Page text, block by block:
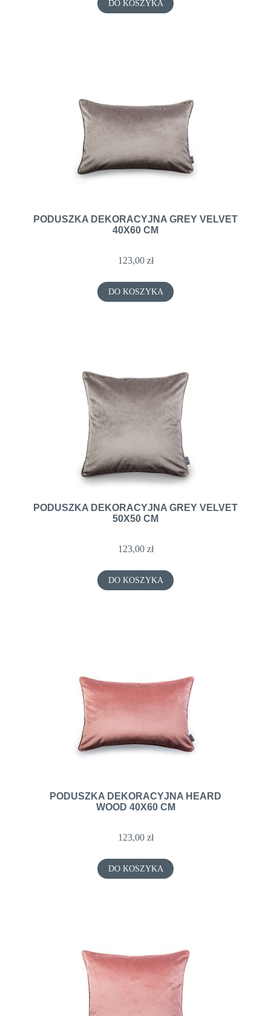
DO KOSZYKA
PODUSZKA DEKORACYJNA GREY VELVET
40X60 CM
123,00 zł
DO KOSZYKA
PODUSZKA DEKORACYJNA GREY VELVET
50X50 CM
123,00 zł
DO KOSZYKA
PODUSZKA DEKORACYJNA HEARD
WOOD 40X60 CM
123,00 zł
DO KOSZYKA